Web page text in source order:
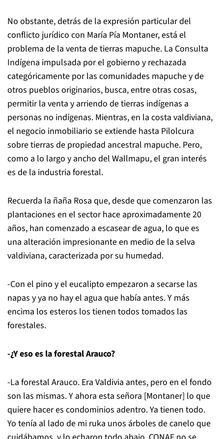
No obstante, detrás de la expresión particular del
conflicto jurídico con María Pía Montaner, está el
problema de la venta de tierras mapuche. La Consulta
Indígena impulsada por el gobierno y rechazada
categóricamente por las comunidades mapuche y de
otros pueblos originarios, busca, entre otras cosas,
permitir la venta y arriendo de tierras indígenas a
personas no indígenas. Mientras, en la costa valdiviana,
el negocio inmobiliario se extiende hasta Pilolcura
sobre tierras de propiedad ancestral mapuche. Pero,
como a lo largo y ancho del Wallmapu, el gran interés
es de la industria forestal.
Recuerda la ñaña Rosa que, desde que comenzaron las
plantaciones en el sector hace aproximadamente 20
años, han comenzado a escasear de agua, lo que es
una alteración impresionante en medio de la selva
valdiviana, caracterizada por su humedad.
-Con el pino y el eucalipto empezaron a secarse las
napas y ya no hay el agua que había antes. Y más
encima los esteros los tienen todos tomados las
forestales.
-¿Y eso es la forestal Arauco?
-La forestal Arauco. Era Valdivia antes, pero en el fondo
son las mismas. Y ahora esta señora [Montaner] lo que
quiere hacer es condominios adentro. Ya tienen todo.
Yo tenía al lado de mi ruka unos árboles de canelo que